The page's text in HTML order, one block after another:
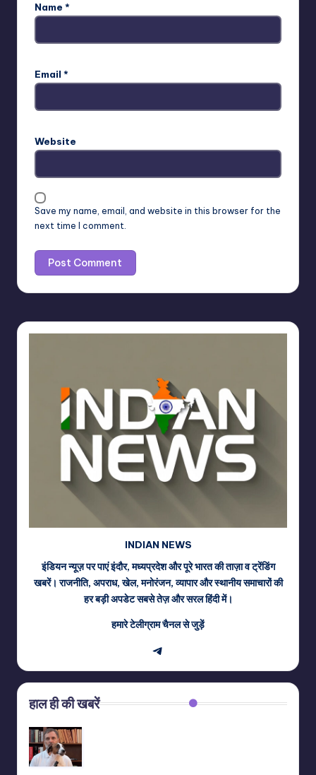
Name *
Email *
Website
Save my name, email, and website in this browser for the
next time I comment.
INDIAN NEWS
इंडियन न्यूज़ पर पाएं इंदौर, मध्यप्रदेश और पूरे भारत की ताज़ा व ट्रेंडिंग
खबरें। राजनीति, अपराध, खेल, मनोरंजन, व्यापार और स्थानीय समाचारों की
हर बड़ी अपडेट सबसे तेज़ और सरल हिंदी में।
हमारे टेलीग्राम चैनल से जुड़ें
Telegram
हाल ही की खबरें